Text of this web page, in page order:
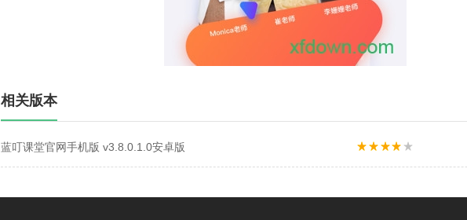
相关版本
蓝叮课堂官网手机版 v3.8.0.1.0安卓版